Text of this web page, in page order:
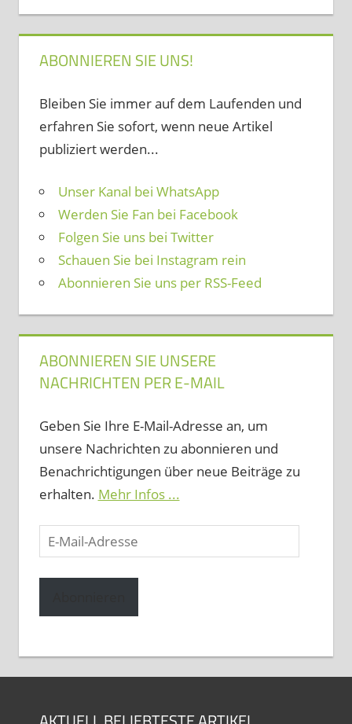
ABONNIEREN SIE UNS!
Bleiben Sie immer auf dem Laufenden und
erfahren Sie sofort, wenn neue Artikel
publiziert werden...
Unser Kanal bei WhatsApp
Werden Sie Fan bei Facebook
Folgen Sie uns bei Twitter
Schauen Sie bei Instagram rein
Abonnieren Sie uns per RSS-Feed
ABONNIEREN SIE UNSERE
NACHRICHTEN PER E-MAIL
Geben Sie Ihre E-Mail-Adresse an, um
unsere Nachrichten zu abonnieren und
Benachrichtigungen über neue Beiträge zu
erhalten. Mehr Infos ...
E-
Mail-
Adresse